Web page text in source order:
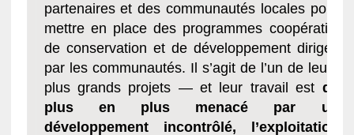
partenaires et des communautés locales pour
mettre en place des programmes coopératifs
de conservation et de développement dirigés
par les communautés. Il s’agit de l’un de leurs
plus grands projets — et leur travail est de
plus en plus menacé par un
développement incontrôlé, l’exploitation